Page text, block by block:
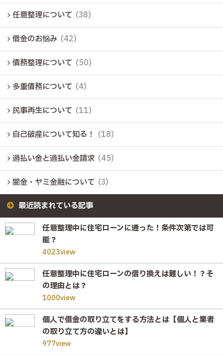
任意整理について (38)
借金のお悩み (42)
債務整理について (50)
多重債務について (4)
民事再生について (11)
自己破産について知る！ (18)
過払い金と過払い金請求 (45)
闇金・ヤミ金融について (3)
最近読まれている記事
任意整理中に住宅ローンに通った！条件次第では可
能？
4023view
任意整理中に住宅ローンの借り換えは難しい！？そ
の理由とは？
1000view
個人で借金の取り立てをする方法とは【個人と業者
の取り立て方の違いとは】
977view